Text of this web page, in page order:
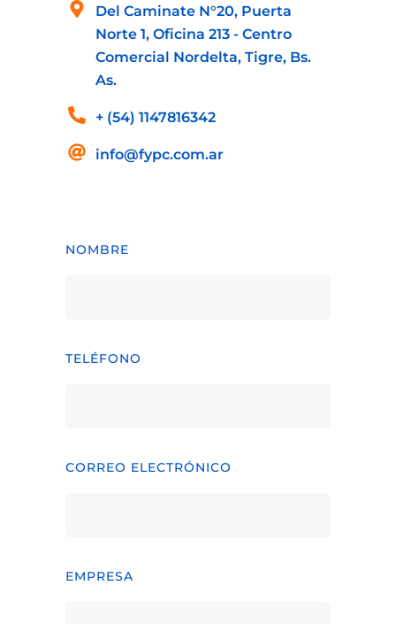
Del Caminate N°20, Puerta
Norte 1, Oficina 213 - Centro
Comercial Nordelta, Tigre, Bs.
As.
+ (54) 1147816342
info@fypc.com.ar
NOMBRE
TELÉFONO
CORREO ELECTRÓNICO
EMPRESA